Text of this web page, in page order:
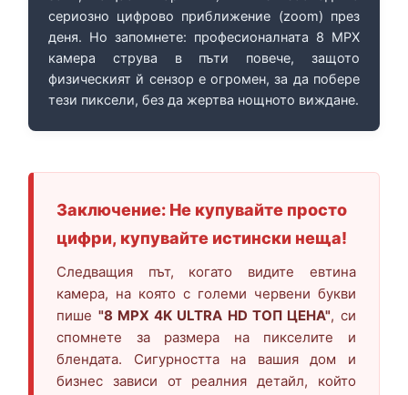
сериозно цифрово приближение (zoom) през
деня. Но запомнете: професионалната 8 MPX
камера струва в пъти повече, защото
физическият й сензор е огромен, за да побере
тези пиксели, без да жертва нощното виждане.
Заключение: Не купувайте просто
цифри, купувайте истински неща!
Следващия път, когато видите евтина
камера, на която с големи червени букви
пише "8 MPX 4K ULTRA HD ТОП ЦЕНА", си
спомнете за размера на пикселите и
блендата. Сигурността на вашия дом и
бизнес зависи от реалния детайл, който